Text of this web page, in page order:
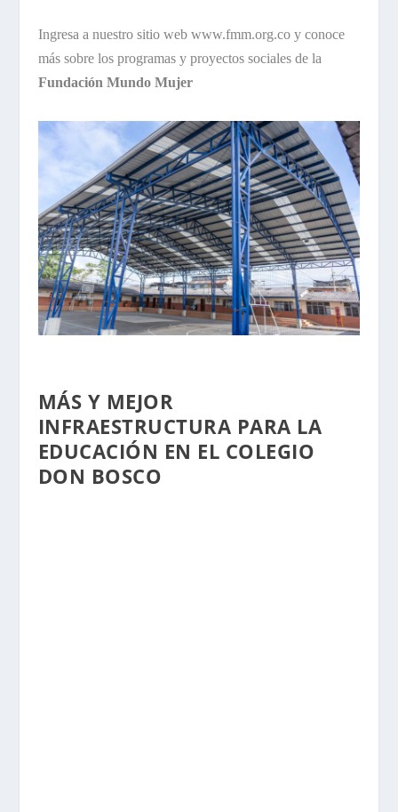
Ingresa a nuestro sitio web www.fmm.org.coy conoce
más sobre los programas y proyectos sociales de la
Fundación Mundo Mujer
MÁS Y MEJOR
INFRAESTRUCTURA PARA LA
EDUCACIÓN EN EL COLEGIO
DON BOSCO